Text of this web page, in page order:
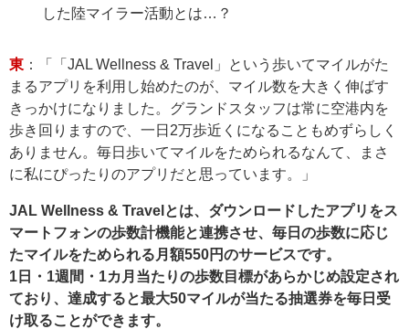
した陸マイラー活動とは…？
東 ：「「JAL Wellness & Travel」という歩いてマイルがた
まるアプリを利用し始めたのが、マイル数を大きく伸ばす
きっかけになりました。グランドスタッフは常に空港内を
歩き回りますので、一日2万歩近くになることもめずらしく
ありません。毎日歩いてマイルをためられるなんて、まさ
に私にぴったりのアプリだと思っています。」
JAL Wellness & Travelとは、ダウンロードしたアプリをス
マートフォンの歩数計機能と連携させ、毎日の歩数に応じ
たマイルをためられる月額550円のサービスです。
1日・1週間・1カ月当たりの歩数目標があらかじめ設定され
ており、達成すると最大50マイルが当たる抽選券を毎日受
け取ることができます。